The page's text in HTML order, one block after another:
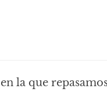
la que